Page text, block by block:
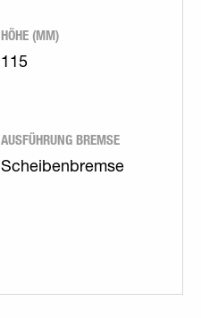
HÖHE (MM)
115
AUSFÜHRUNG BREMSE
Scheibenbremse